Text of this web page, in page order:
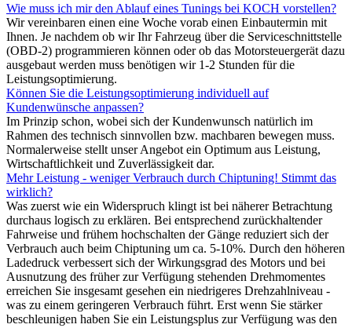
Wie muss ich mir den Ablauf eines Tunings bei KOCH vorstellen?
Wir vereinbaren einen eine Woche vorab einen Einbautermin mit
Ihnen. Je nachdem ob wir Ihr Fahrzeug über die Serviceschnittstelle
(OBD-2) programmieren können oder ob das Motorsteuergerät dazu
ausgebaut werden muss benötigen wir 1-2 Stunden für die
Leistungsoptimierung.
Können Sie die Leistungsoptimierung individuell auf
Kundenwünsche anpassen?
Im Prinzip schon, wobei sich der Kundenwunsch natürlich im
Rahmen des technisch sinnvollen bzw. machbaren bewegen muss.
Normalerweise stellt unser Angebot ein Optimum aus Leistung,
Wirtschaftlichkeit und Zuverlässigkeit dar.
Mehr Leistung - weniger Verbrauch durch Chiptuning! Stimmt das
wirklich?
Was zuerst wie ein Widerspruch klingt ist bei näherer Betrachtung
durchaus logisch zu erklären. Bei entsprechend zurückhaltender
Fahrweise und frühem hochschalten der Gänge reduziert sich der
Verbrauch auch beim Chiptuning um ca. 5-10%. Durch den höheren
Ladedruck verbessert sich der Wirkungsgrad des Motors und bei
Ausnutzung des früher zur Verfügung stehenden Drehmomentes
erreichen Sie insgesamt gesehen ein niedrigeres Drehzahlniveau -
was zu einem geringeren Verbrauch führt. Erst wenn Sie stärker
beschleunigen haben Sie ein Leistungsplus zur Verfügung was den